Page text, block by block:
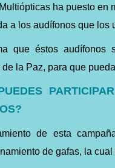
ha puesto en
a los audífonos que los
que éstos audífonos
de la Paz, para que
de esta
de gafas, la